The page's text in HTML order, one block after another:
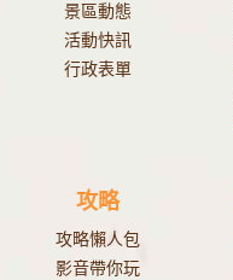
景區動態
活動快訊
行政表單
攻略
攻略懶人包
影音帶你玩